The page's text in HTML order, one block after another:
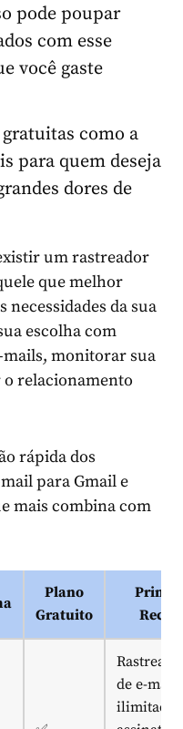
pode poupar
com esse
você gaste
como a
para quem deseja
dores de
um rastreador
que melhor
necessidades da sua
escolha com
mails, monitorar sua
o relacionamento
rápida dos
para Gmail e
mais combina com
Plano
Gratuito
de e-mails
ilimitado,